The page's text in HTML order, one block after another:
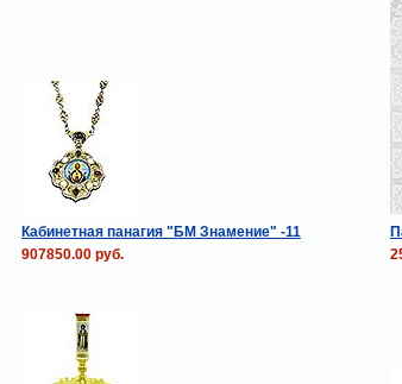
Кабинетная панагия "БМ Знамение" -11
907850.00 руб.